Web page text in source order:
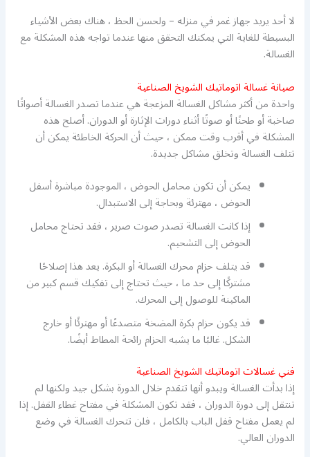
لا أحد يريد جهاز غمر في منزله – ولحسن الحظ ، هناك بعض الأشياء
البسيطة للغاية التي يمكنك التحقق منها عندما تواجه هذه المشكلة مع
الغسالة.
صيانة غسالة اتوماتيك الشويخ الصناعية
واحدة من أكثر مشاكل الغسالة المزعجة هي عندما تصدر الغسالة أصواتًا
صاخبة أو طحنًا أو صوتًا أثناء دورات الإثارة أو الدوران. أصلح هذه
المشكلة في أقرب وقت ممكن ، حيث أن الحركة الخاطئة يمكن أن
تتلف الغسالة وتخلق مشاكل جديدة.
يمكن أن تكون محامل الحوض ، الموجودة مباشرة أسفل
الحوض ، مهترئة وبحاجة إلى الاستبدال.
إذا كانت الغسالة تصدر صوت صرير ، فقد تحتاج محامل
الحوض إلى التشحيم.
قد يتلف حزام محرك الغسالة أو البكرة. يعد هذا إصلاحًا
مشتركًا إلى حد ما ، حيث تحتاج إلى تفكيك قسم كبير من
الماكينة للوصول إلى المحرك.
قد يكون حزام بكرة المضخة متصدعًا أو مهترئًا أو خارج
الشكل. غالبًا ما يشبه الحزام رائحة المطاط أيضًا.
فني غسالات اتوماتيك الشويخ الصناعية
إذا بدأت الغسالة ويبدو أنها تتقدم خلال الدورة بشكل جيد ولكنها لم
تنتقل إلى دورة الدوران ، فقد تكون المشكلة في مفتاح غطاء القفل. إذا
لم يعمل مفتاح قفل الباب بالكامل ، فلن تتحرك الغسالة في وضع
الدوران العالي.